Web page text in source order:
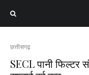
छत्तीसगढ़
SECL पानी फिल्टर